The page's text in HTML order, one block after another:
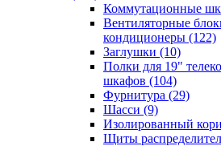
Коммутационные
Вентиляторные
кондиционеры (122)
Заглушки (10)
Полки для 19"
шкафов (104)
Фурнитура (29)
Шасси (9)
Изолированный
Щиты